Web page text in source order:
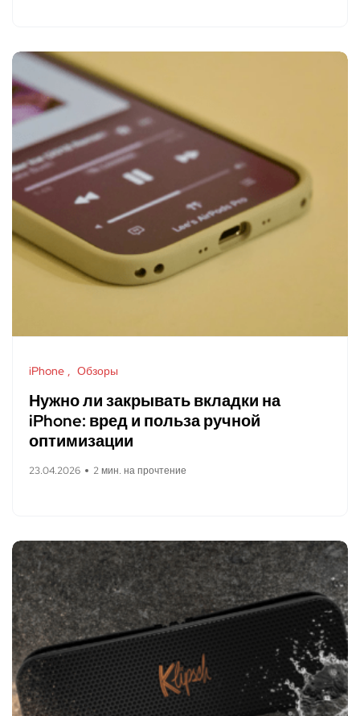
iPhone Обзоры
Нужно ли закрывать вкладки на
iPhone: вред и польза ручной
оптимизации
23.04.2026 2 мин. на прочтение